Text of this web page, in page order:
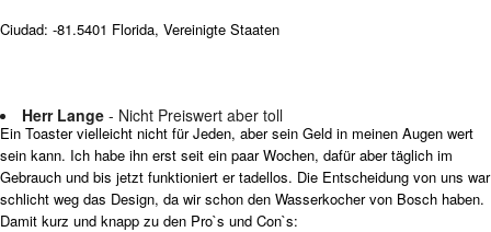
Ciudad: -81.5401 Florida, Vereinigte Staaten
Herr Lange - Nicht Preiswert aber toll
Ein Toaster vielleicht nicht für Jeden, aber sein Geld in meinen Augen wert
sein kann. Ich habe ihn erst seit ein paar Wochen, dafür aber täglich im
Gebrauch und bis jetzt funktioniert er tadellos. Die Entscheidung von uns war
schlicht weg das Design, da wir schon den Wasserkocher von Bosch haben.
Damit kurz und knapp zu den Pro`s und Con`s: